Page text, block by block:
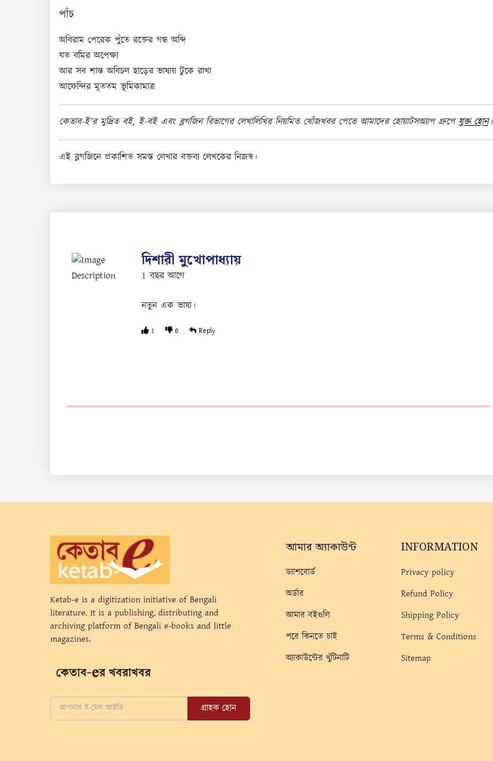
পাঁচ
অবিরাম পেরেক পুঁতে রক্তের গন্ধ অব্দি
যত বমির অপেক্ষা
আর সব শান্ত অবিচল হাড়ের ভাষায় টুকে রাখা
আফেন্দির মৃততম ভূমিকামাত্র
কেতাব-ই’র মুদ্রিত বই, ই-বই এবং ব্লগজিন বিভাগের লেখালিখির নিয়মিত খোঁজখবর পেতে আমাদের হোয়াটসঅ্যাপ গ্রুপেযুক্ত হোন।
এই ব্লগজিনে প্রকাশিত সমস্ত লেখার বক্তব্য লেখকের নিজস্ব।
দিশারী মুখোপাধ্যায়
1 বছর আগে
নতুন এক ভাষা।
1 0 Reply
Ketab-e is a digitization initiative of Bengali
literature. It is a publishing, distributing and
archiving platform of Bengali e-books and little
magazines.
গ্রাহক হোন
আমার অ্যাকাউন্ট
ড্যাশবোর্ড
অর্ডার
আমার বইগুলি
পরে কিনতে চাই
অ্যাকাউন্টের খুঁটিনাটি
INFORMATION
Privacy policy
Refund Policy
Shipping Policy
Terms & Conditions
Sitemap